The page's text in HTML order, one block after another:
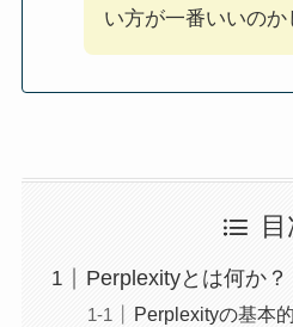
い方が一番いいのか
Perplexityとは何か？
Perplexityの基本